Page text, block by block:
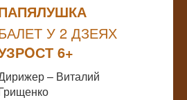
У 2 ДЗЕЯХ
6+
– Виталий